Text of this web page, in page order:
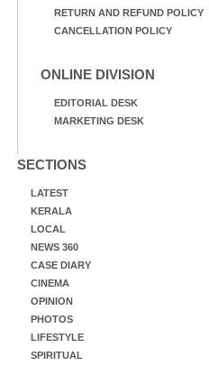
RETURN AND REFUND POLICY
CANCELLATION POLICY
ONLINE DIVISION
EDITORIAL DESK
MARKETING DESK
SECTIONS
LATEST
KERALA
LOCAL
NEWS 360
CASE DIARY
CINEMA
OPINION
PHOTOS
LIFESTYLE
SPIRITUAL